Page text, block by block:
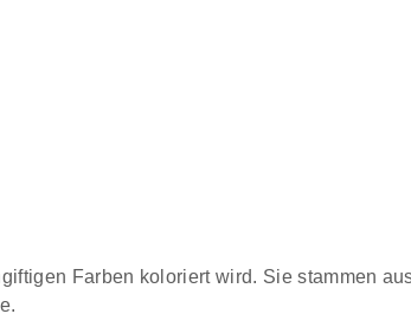
Farben koloriert wird. Sie stammen